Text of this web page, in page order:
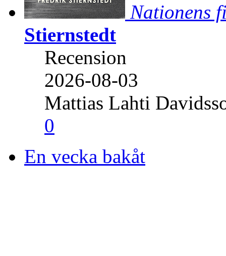
Nationens
Stiernstedt
Recension
2026-08-03
Mattias Lahti
0
En vecka bakåt